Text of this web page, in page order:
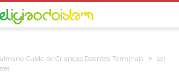
Cuida de Crianças Doentes Terminais
sei